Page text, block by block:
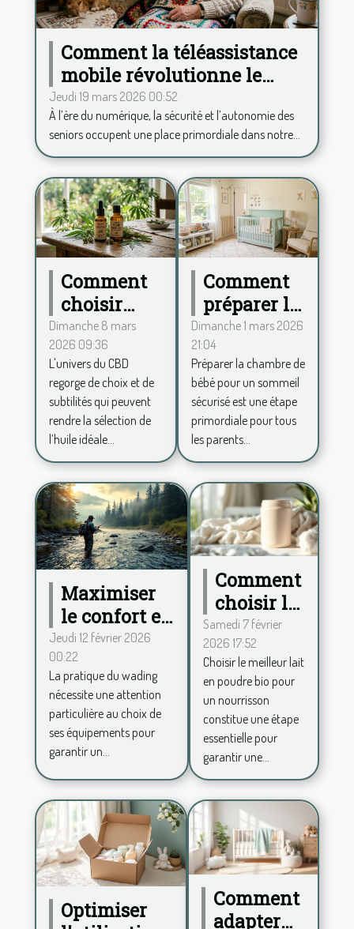
Comment la téléassistance
mobile révolutionne le
quotidien des seniors ?
Jeudi 19 mars 2026 00:52
À l’ère du numérique, la sécurité et l’autonomie des
seniors occupent une place primordiale dans notre...
Comment
choisir
entre
spectre
complet et
large pour
votre huile
de CBD ?
Dimanche 8 mars
2026 09:36
L'univers du CBD
regorge de choix et de
subtilités qui peuvent
rendre la sélection de
l’huile idéale...
Comment
préparer la
chambre
de bébé
pour un
sommeil
sécurisé ?
Dimanche 1 mars 2026
21:04
Préparer la chambre de
bébé pour un sommeil
sécurisé est une étape
primordiale pour tous
les parents...
Maximiser
le confort en
wading :
conseils
pour choisir
ses
équipements
Jeudi 12 février 2026
00:22
La pratique du wading
nécessite une attention
particulière au choix de
ses équipements pour
garantir un...
Comment
choisir le
meilleur
lait en
poudre
bio pour
votre
bébé?
Samedi 7 février
2026 17:52
Choisir le meilleur lait
en poudre bio pour
un nourrisson
constitue une étape
essentielle pour
garantir une...
Optimiser
Comment
adapter